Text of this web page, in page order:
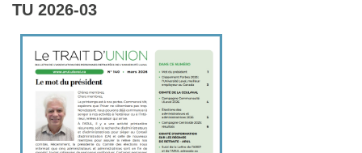
TU 2026-03